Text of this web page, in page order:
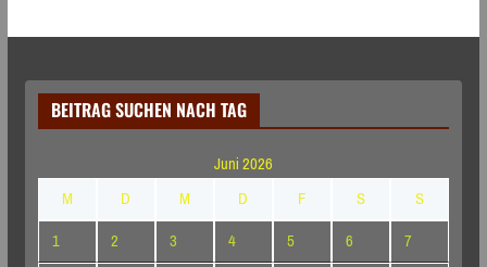
BEITRAG SUCHEN NACH TAG
Juni 2026
M
D M D F S
S
1
2 3 4 5 6
7